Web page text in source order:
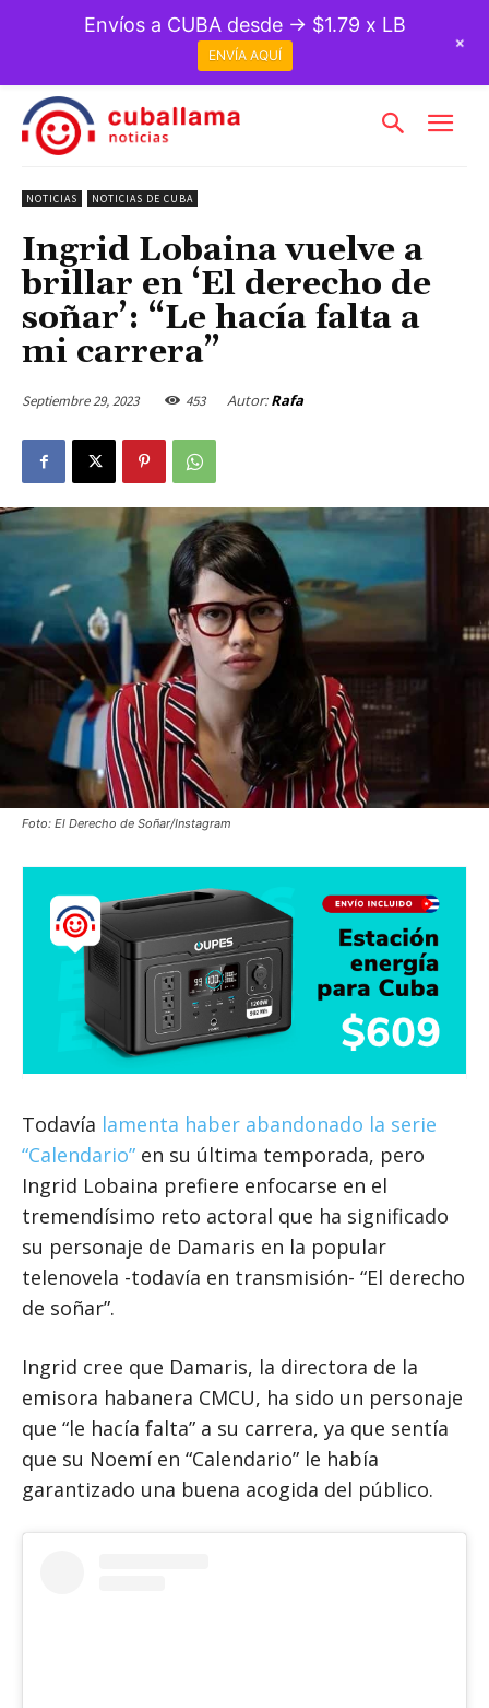
NOTICIAS NOTICIAS DE CUBA
Ingrid Lobaina vuelve a
brillar en ‘El derecho de
soñar’: “Le hacía falta a
mi carrera”
Septiembre 29, 2023 453 Autor: Rafa
Foto: El Derecho de Soñar/Instagram
Todavía lamenta haber abandonado la serie
“Calendario” en su última temporada, pero
Ingrid Lobaina prefiere enfocarse en el
tremendísimo reto actoral que ha significado
su personaje de Damaris en la popular
telenovela -todavía en transmisión- “El derecho
de soñar”.
Ingrid cree que Damaris, la directora de la
emisora habanera CMCU, ha sido un personaje
que “le hacía falta” a su carrera, ya que sentía
que su Noemí en “Calendario” le había
garantizado una buena acogida del público.
Envíos a CUBA desde → $1.79 x LB
ENVÍA AQUÍ
+